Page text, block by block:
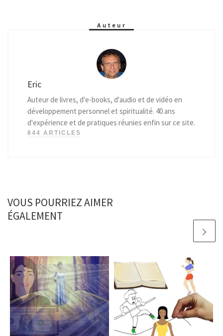
Auteur
Eric
Auteur de livres, d'e-books, d'audio et de vidéo en
développement personnel et spiritualité. 40 ans
d'expérience et de pratiques réunies enfin sur ce site.
844 ARTICLES
VOUS POURRIEZ AIMER
ÉGALEMENT